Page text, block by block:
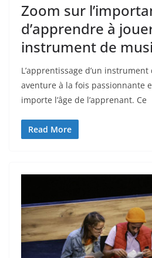
Zoom sur
d’apprendre à
instrument de
L’apprentissage d’un
aventure à la fois passionnante
importe l’âge de l’apprenant. Ce
Read More